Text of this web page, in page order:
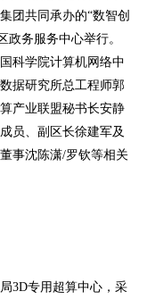
团共同承办的“数智创
政务服务中心举行。
科学院计算机网络中
据研究所总工程师郭
产业联盟秘书长安静
员、副区长徐建军及
事沈陈潇/罗钦等相关
3D专用超算中心，采